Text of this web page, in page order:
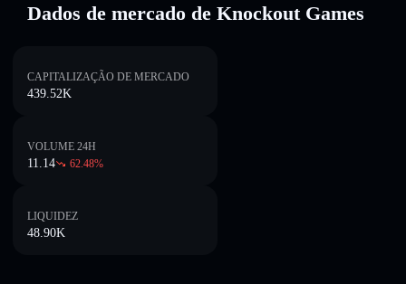
Dados de mercado de Knockout Games
CAPITALIZAÇÃO DE MERCADO
439.52K
VOLUME 24H
11.14 62.48%
LIQUIDEZ
48.90K